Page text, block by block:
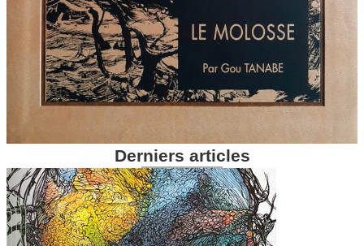
Derniers articles